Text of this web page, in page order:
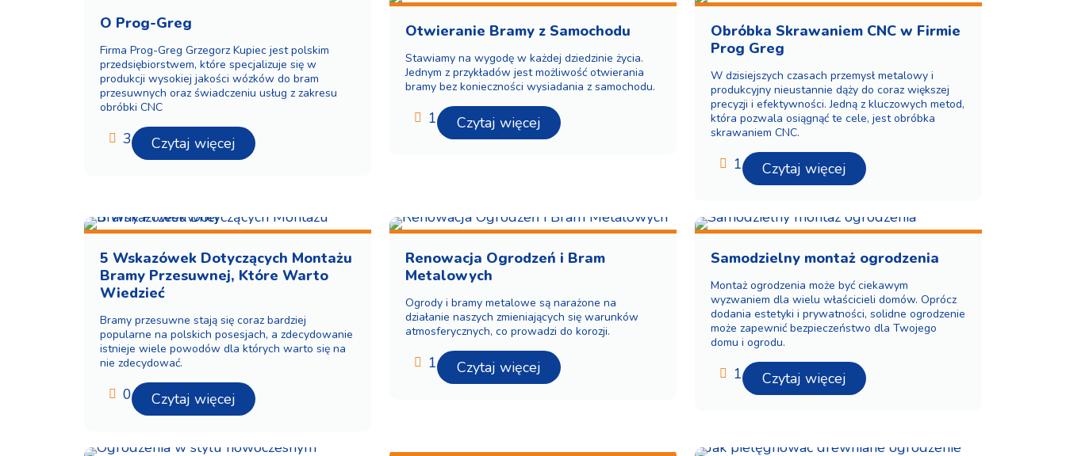
O Prog-Greg
Firma Prog-Greg Grzegorz Kupiec jest polskim
przedsiębiorstwem, które specjalizuje się w
produkcji wysokiej jakości wózków do bram
przesuwnych oraz świadczeniu usług z zakresu
obróbki CNC
3 Czytaj więcej
Otwieranie Bramy z Samochodu
Stawiamy na wygodę w każdej dziedzinie życia.
Jednym z przykładów jest możliwość otwierania
bramy bez konieczności wysiadania z samochodu.
1 Czytaj więcej
Obróbka Skrawaniem CNC w Firmie
Prog Greg
W dzisiejszych czasach przemysł metalowy i
produkcyjny nieustannie dąży do coraz większej
precyzji i efektywności. Jedną z kluczowych metod,
która pozwala osiągnąć te cele, jest obróbka
skrawaniem CNC.
1 Czytaj więcej
5 Wskazówek Dotyczących Montażu
Bramy Przesuwnej, Które Warto
Wiedzieć
Bramy przesuwne stają się coraz bardziej
popularne na polskich posesjach, a zdecydowanie
istnieje wiele powodów dla których warto się na
nie zdecydować.
0 Czytaj więcej
Renowacja Ogrodzeń i Bram
Metalowych
Ogrody i bramy metalowe są narażone na
działanie naszych zmieniających się warunków
atmosferycznych, co prowadzi do korozji.
1 Czytaj więcej
Samodzielny montaż ogrodzenia
Montaż ogrodzenia może być ciekawym
wyzwaniem dla wielu właścicieli domów. Oprócz
dodania estetyki i prywatności, solidne ogrodzenie
może zapewnić bezpieczeństwo dla Twojego
domu i ogrodu.
1 Czytaj więcej